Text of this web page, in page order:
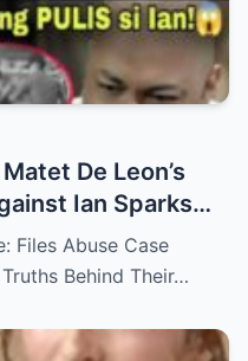
De Leon’s
Ian Sparks
Secrets and
Files Abuse Case
Behind Their…